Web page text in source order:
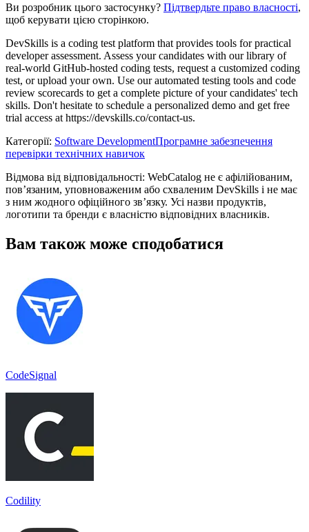
Ви розробник цього застосунку? Підтвердьте право власності,
щоб керувати цією сторінкою.
DevSkills is a coding test platform that provides tools for practical
developer assessment. Assess your candidates with our library of
real-world GitHub-hosted coding tests, request a customized coding
test, or upload your own. Use our automated testing tools and code
review scorecards to get a complete picture of your candidates' tech
skills. Don't hesitate to schedule a personalized demo and get free
trial access at https://devskills.co/contact-us.
Категорії: Software DevelopmentПрограмне забезпечення
перевірки технічних навичок
Відмова від відповідальності: WebCatalog не є афілійованим,
пов’язаним, уповноваженим або схваленим DevSkills і не має
з ним жодного офіційного зв’язку. Усі назви продуктів,
логотипи та бренди є власністю відповідних власників.
Вам також може сподобатися
CodeSignal
Codility